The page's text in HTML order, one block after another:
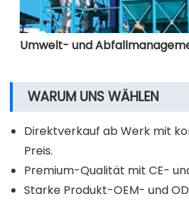
Umwelt- und
WARUM UNS WÄHLEN
Direktverkauf ab Werk mit
Preis.
Premium-Qualität mit CE-
Starke Produkt-OEM- und